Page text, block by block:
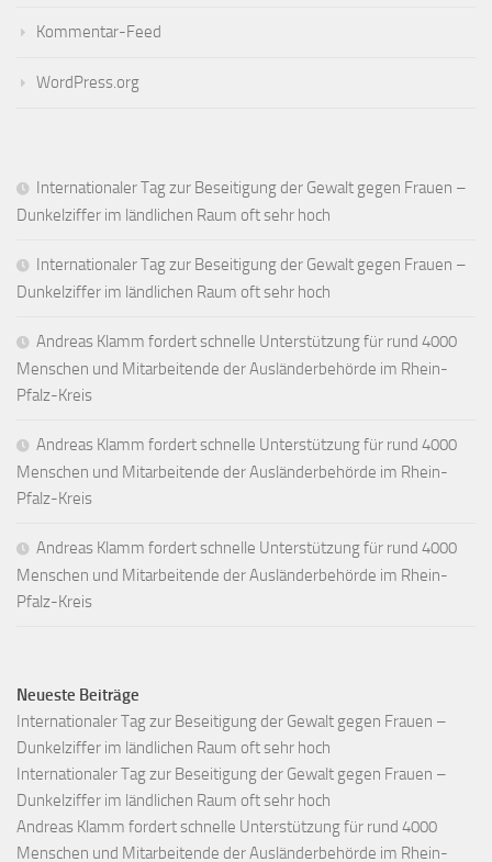
Kommentar-Feed
WordPress.org
Internationaler Tag zur Beseitigung der Gewalt gegen Frauen –
Dunkelziffer im ländlichen Raum oft sehr hoch
Internationaler Tag zur Beseitigung der Gewalt gegen Frauen –
Dunkelziffer im ländlichen Raum oft sehr hoch
Andreas Klamm fordert schnelle Unterstützung für rund 4000
Menschen und Mitarbeitende der Ausländerbehörde im Rhein-
Pfalz-Kreis
Andreas Klamm fordert schnelle Unterstützung für rund 4000
Menschen und Mitarbeitende der Ausländerbehörde im Rhein-
Pfalz-Kreis
Andreas Klamm fordert schnelle Unterstützung für rund 4000
Menschen und Mitarbeitende der Ausländerbehörde im Rhein-
Pfalz-Kreis
Neueste Beiträge
Internationaler Tag zur Beseitigung der Gewalt gegen Frauen –
Dunkelziffer im ländlichen Raum oft sehr hoch
Internationaler Tag zur Beseitigung der Gewalt gegen Frauen –
Dunkelziffer im ländlichen Raum oft sehr hoch
Andreas Klamm fordert schnelle Unterstützung für rund 4000
Menschen und Mitarbeitende der Ausländerbehörde im Rhein-